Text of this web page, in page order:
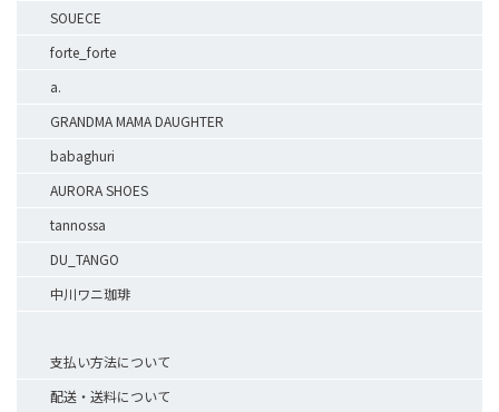
SOUECE
forte_forte
a.
GRANDMA MAMA DAUGHTER
babaghuri
AURORA SHOES
tannossa
DU_TANGO
中川ワニ珈琲
支払い方法について
配送・送料について